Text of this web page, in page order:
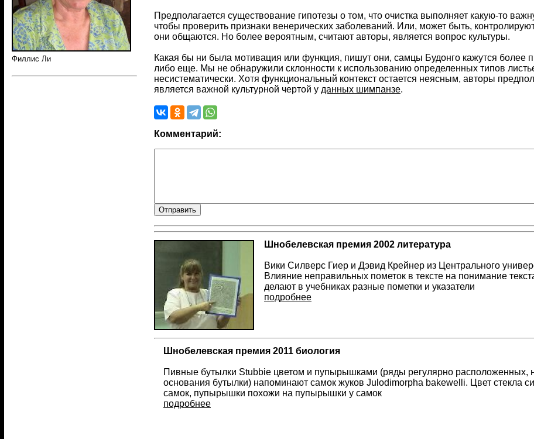
Филлис Ли
Предполагается существование гипотезы о том, что очистка выполняет какую-то
чтобы проверить признаки венерических заболеваний. Или, может быть,
они общаются. Но более вероятным, считают авторы, является вопрос культуры.
Какая бы ни была мотивация или функция, пишут они, самцы Будонго кажутся более
либо еще. Мы не обнаружили склонности к использованию определенных типов
несистематически. Хотя функциональный контекст остается неясным, авторы
является важной культурной чертой у данных шимпанзе.
Комментарий:
Шнобелевская премия 2002 литература
Вики Силверс Гиер и Дэвид Крейнер из Центрального
Влияние неправильных пометок в тексте на понимание
делают в учебниках разные пометки и указатели
подробнее
Шнобелевская премия 2011 биология
Пивные бутылки Stubbie цветом и пупырышками (ряды регулярно расположенных,
основания бутылки) напоминают самок жуков Julodimorpha bakewelli. Цвет стекла
самок, пупырышки похожи на пупырышки у самок
подробнее